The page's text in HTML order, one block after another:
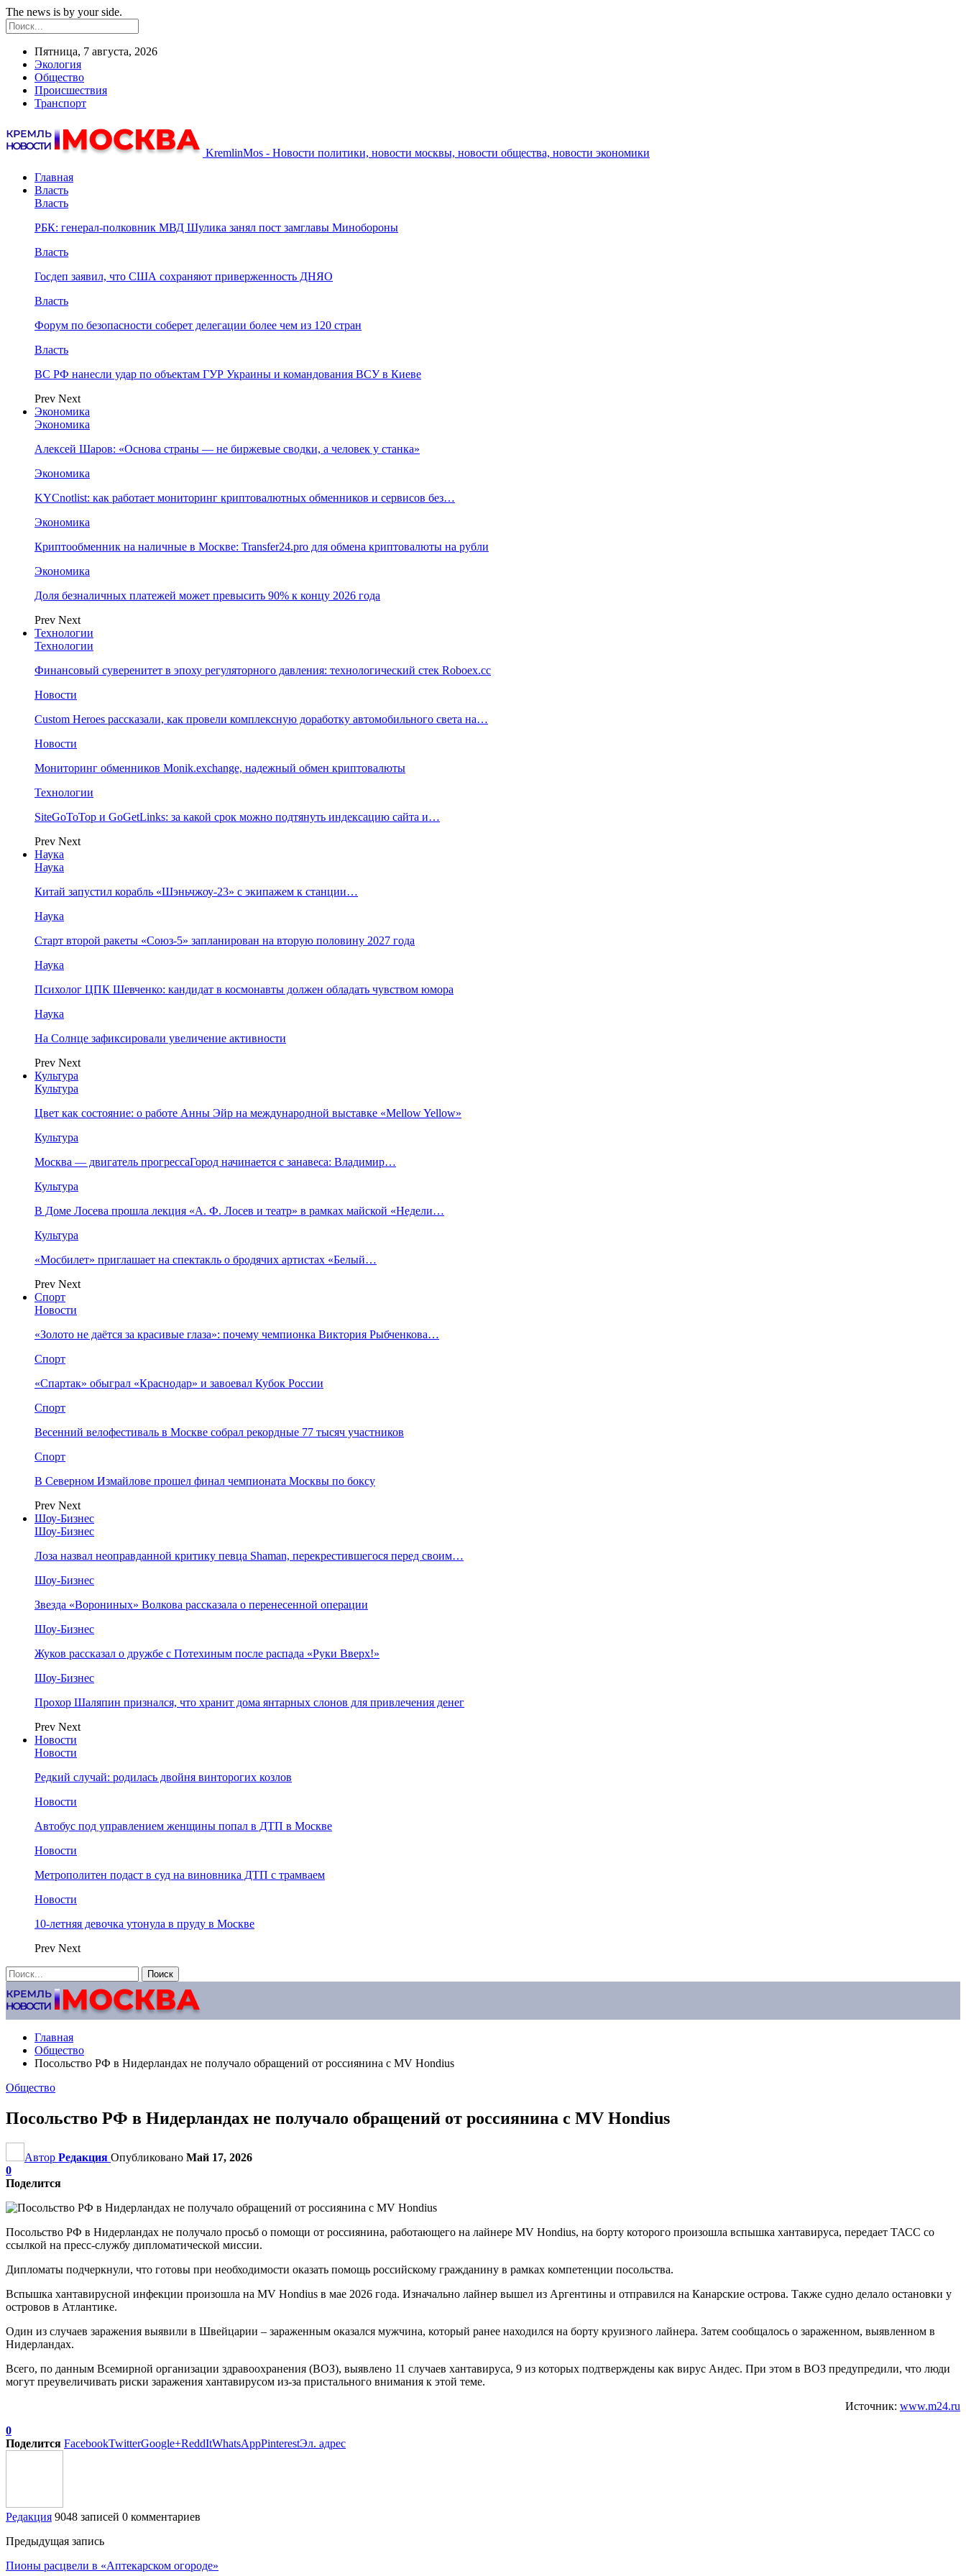
The news is by your side.
Пятница, 7 августа, 2026
Экология
Общество
Происшествия
Транспорт
KremlinMos - Новости политики, новости москвы, новости общества, новости экономики
Главная
Власть
Власть
РБК: генерал-полковник МВД Шулика занял пост замглавы Минобороны
Власть
Госдеп заявил, что США сохраняют приверженность ДНЯО
Власть
Форум по безопасности соберет делегации более чем из 120 стран
Власть
ВС РФ нанесли удар по объектам ГУР Украины и командования ВСУ в Киеве
Prev Next
Экономика
Экономика
Алексей Шаров: «Основа страны — не биржевые сводки, а человек у станка»
Экономика
KYCnotlist: как работает мониторинг криптовалютных обменников и сервисов без…
Экономика
Криптообменник на наличные в Москве: Transfer24.pro для обмена криптовалюты на рубли
Экономика
Доля безналичных платежей может превысить 90% к концу 2026 года
Prev Next
Технологии
Технологии
Финансовый суверенитет в эпоху регуляторного давления: технологический стек Roboex.cc
Новости
Custom Heroes рассказали, как провели комплексную доработку автомобильного света на…
Новости
Мониторинг обменников Monik.exchange, надежный обмен криптовалюты
Технологии
SiteGoToTop и GoGetLinks: за какой срок можно подтянуть индексацию сайта и…
Prev Next
Наука
Наука
Китай запустил корабль «Шэньчжоу-23» с экипажем к станции…
Наука
Старт второй ракеты «Союз-5» запланирован на вторую половину 2027 года
Наука
Психолог ЦПК Шевченко: кандидат в космонавты должен обладать чувством юмора
Наука
На Солнце зафиксировали увеличение активности
Prev Next
Культура
Культура
Цвет как состояние: о работе Анны Эйр на международной выставке «Mellow Yellow»
Культура
Москва — двигатель прогрессаГород начинается с занавеса: Владимир…
Культура
В Доме Лосева прошла лекция «А. Ф. Лосев и театр» в рамках майской «Недели…
Культура
«Мосбилет» приглашает на спектакль о бродячих артистах «Белый…
Prev Next
Спорт
Новости
«Золото не даётся за красивые глаза»: почему чемпионка Виктория Рыбченкова…
Спорт
«Спартак» обыграл «Краснодар» и завоевал Кубок России
Спорт
Весенний велофестиваль в Москве собрал рекордные 77 тысяч участников
Спорт
В Северном Измайлове прошел финал чемпионата Москвы по боксу
Prev Next
Шоу-Бизнес
Шоу-Бизнес
Лоза назвал неоправданной критику певца Shaman, перекрестившегося перед своим…
Шоу-Бизнес
Звезда «Ворониных» Волкова рассказала о перенесенной операции
Шоу-Бизнес
Жуков рассказал о дружбе с Потехиным после распада «Руки Вверх!»
Шоу-Бизнес
Прохор Шаляпин признался, что хранит дома янтарных слонов для привлечения денег
Prev Next
Новости
Новости
Редкий случай: родилась двойня винторогих козлов
Новости
Автобус под управлением женщины попал в ДТП в Москве
Новости
Метрополитен подаст в суд на виновника ДТП с трамваем
Новости
10-летняя девочка утонула в пруду в Москве
Prev Next
Главная
Общество
Посольство РФ в Нидерландах не получало обращений от россиянина с MV Hondius
Общество
Посольство РФ в Нидерландах не получало обращений от россиянина с MV Hondius
Автор Редакция Опубликовано Май 17, 2026
0
Поделится
Посольство РФ в Нидерландах не получало просьб о помощи от россиянина, работающего на лайнере MV Hondius, на борту которого произошла вспышка хантавируса, передает ТАСС со
ссылкой на пресс-службу дипломатической миссии.
Дипломаты подчеркнули, что готовы при необходимости оказать помощь российскому гражданину в рамках компетенции посольства.
Вспышка хантавирусной инфекции произошла на MV Hondius в мае 2026 года. Изначально лайнер вышел из Аргентины и отправился на Канарские острова. Также судно делало остановки у
островов в Атлантике.
Один из случаев заражения выявили в Швейцарии – зараженным оказался мужчина, который ранее находился на борту круизного лайнера. Затем сообщалось о зараженном, выявленном в
Нидерландах.
Всего, по данным Всемирной организации здравоохранения (ВОЗ), выявлено 11 случаев хантавируса, 9 из которых подтверждены как вирус Андес. При этом в ВОЗ предупредили, что люди
могут преувеличивать риски заражения хантавирусом из-за пристального внимания к этой теме.
Источник: www.m24.ru
0
Поделится FacebookTwitterGoogle+ReddItWhatsAppPinterestЭл. адрес
Редакция 9048 записей 0 комментариев
Предыдущая запись
Пионы расцвели в «Аптекарском огороде»